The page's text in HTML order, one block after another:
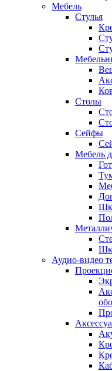
Мебель
Стулья
Столы
Сейфы
Мебель
Аудио-видео